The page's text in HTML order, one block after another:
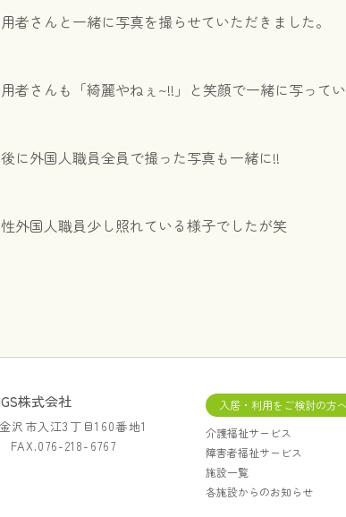
者さんと一緒に写真を撮らせていただきました。
者さんも「綺麗やねぇ~!!」と笑顔で一緒に写って
に外国人職員全員で撮った写真も一緒に!!
外国人職員少し照れている様子でしたが笑
株式会社
沢市入江3丁目160番地1
218-6767
入居・利用をご検討の方へ
介護福祉サービス
障害者福祉サービス
施設一覧
各施設からのお知らせ